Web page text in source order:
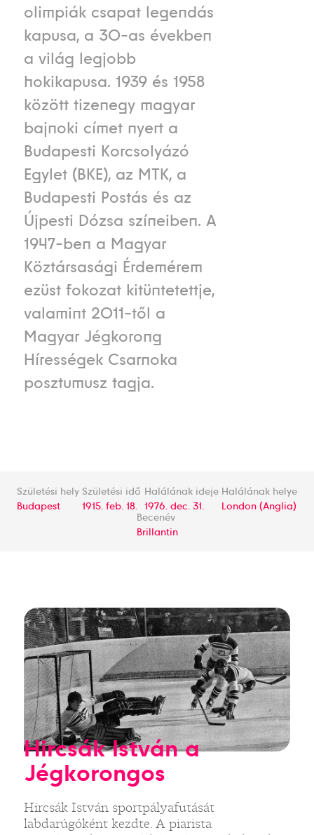
olimpiák csapat legendás
kapusa, a 30-as években
a világ legjobb
hokikapusa. 1939 és 1958
között tizenegy magyar
bajnoki címet nyert a
Budapesti Korcsolyázó
Egylet (BKE), az MTK, a
Budapesti Postás és az
Újpesti Dózsa színeiben. A
1947-ben a Magyar
Köztársasági Érdemérem
ezüst fokozat kitüntetettje,
valamint 2011-től a
Magyar Jégkorong
Hírességek Csarnoka
posztumusz tagja.
Születési hely
Budapest
Születési idő
1915. feb. 18.
Halálának ideje
1976. dec. 31.
Halálának helye
London (Anglia)
Becenév
Brillantin
Hircsák István a
Jégkorongos
Hircsák István sportpályafutását
labdarúgóként kezdte. A piarista